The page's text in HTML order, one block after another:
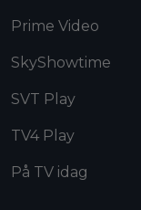
Prime Video
SkyShowtime
SVT Play
TV4 Play
På TV idag